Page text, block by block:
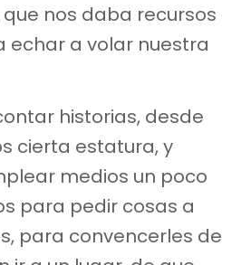
nos daba recursos
echar a volar nuestra
historias, desde
cierta estatura, y
medios un poco
para pedir cosas a
para convencerles de